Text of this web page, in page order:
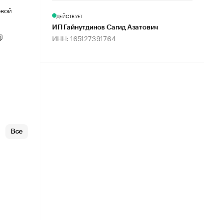
Все
ДЕЙСТВУЕТ
ИП Гайнутдинов Сагид Азатович
ИНН: 165127391764